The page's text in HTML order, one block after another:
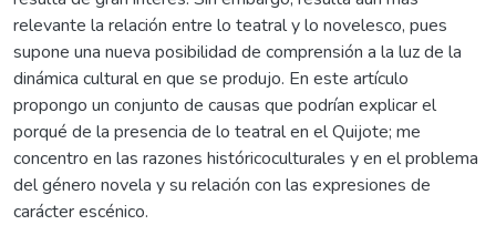
relevante la relación entre lo teatral y lo novelesco, pues
supone una nueva posibilidad de comprensión a la luz de la
dinámica cultural en que se produjo. En este artículo
propongo un conjunto de causas que podrían explicar el
porqué de la presencia de lo teatral en el Quijote; me
concentro en las razones históricoculturales y en el problema
del género novela y su relación con las expresiones de
carácter escénico.